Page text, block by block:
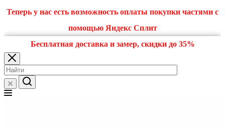
Теперь у нас есть возможность оплаты покупки частями с
помощью Яндекс Сплит
Бесплатная доставка и замер, скидки до 35%